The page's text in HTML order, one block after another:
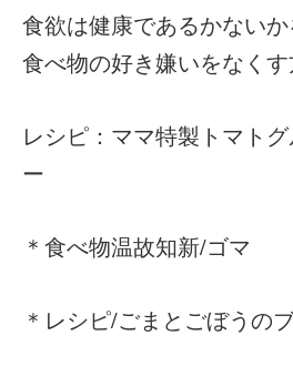
食欲は健康であるかない
食べ物の好き嫌いをなく
レシピ：ママ特製トマト
ー
＊食べ物温故知新/ゴマ
＊レシピ/ごまとごぼうの